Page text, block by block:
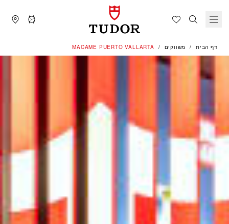
דף הבית משווקים ‭MACAME PUERTO VALLARTA‬